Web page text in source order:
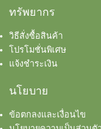
ทรัพยากร
วิธีสั่งซื้อสินค้า
โปรโมชั่นพิเศษ
แจ้งชำระเงิน
นโยบาย
ข้อตกลงและเงื่อนไข